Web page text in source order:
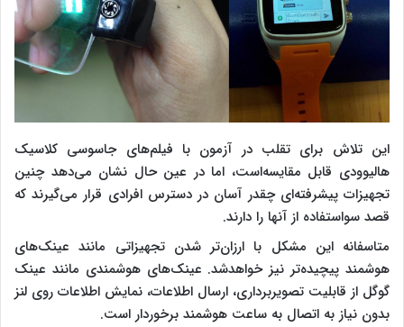
این تلاش برای تقلب در آزمون با فیلم‌های جاسوسی کلاسیک
هالیوودی قابل مقایسه‌است، اما در عین حال نشان می‌دهد چنین
تجهیزات پیشرفته‌ای چقدر آسان در دسترس افرادی قرار می‌گیرند که
قصد سواستفاده از آنها را دارند.
متاسفانه این مشکل با ارزان‌تر شدن تجهیزاتی مانند عینک‌های
هوشمند پیچیده‌تر نیز خواهد‌شد. عینک‌های هوشمندی مانند عینک
گوگل از قابلیت تصویربرداری،‌ ارسال اطلاعات، نمایش اطلاعات روی لنز
بدون نیاز به اتصال به ساعت هوشمند برخوردار است.